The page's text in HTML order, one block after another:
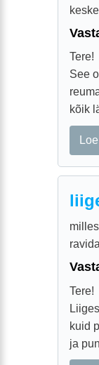
Tere!
See
kõik
Tere!
kuid
ja